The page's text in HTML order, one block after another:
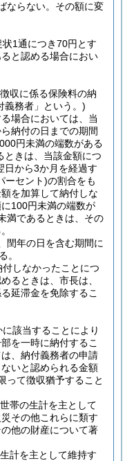
らない。 その額に変
1通につき70円とす
と認める場合におい
収に係る保険料の納
義務者」という。)
場合においては、当
納付の日までの期間
円未満の端数がある
ときは、当該金額につ
日から3か月を経過す
ーセント)の割合をも
を加算して納付しな
100円未満の端数が
満であるときは、その
閏年の日を含む期間に
。
しなかったことにつ
るときは、市長は、
延滞金を免除するこ
該当することにより
を一時に納付するこ
、納付義務者の申請
いと認められる金額
って徴収猶予すること
帯の生計を主として
その他これらに類す
他の財産について著
計を主として維持す